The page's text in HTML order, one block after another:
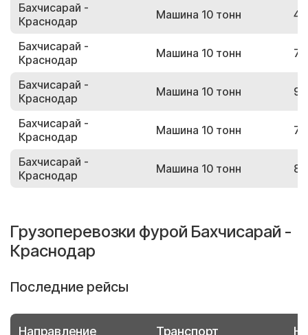
Бахчисарай -
Краснодар
Машина 10 тонн
Бахчисарай -
Краснодар
Машина 10 тонн
Бахчисарай -
Краснодар
Машина 10 тонн
Бахчисарай -
Краснодар
Машина 10 тонн
Бахчисарай -
Краснодар
Машина 10 тонн
Грузоперевозки фурой Бахчисарай -
Краснодар
Последние рейсы
Направление Транспорт